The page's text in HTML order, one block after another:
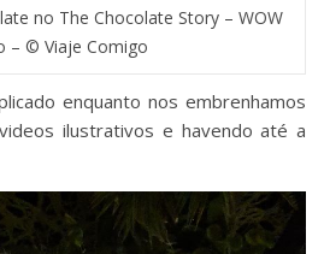
no The Chocolate Story – WOW
– © Viaje Comigo
enquanto nos embrenhamos
ilustrativos e havendo até a